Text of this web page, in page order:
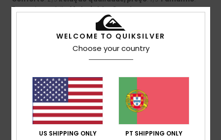
Tamanho perfeitoMaterial: 1 Cor: 4
3/5
Sagrario26. Junho 2026
Devido ao tamanho
Mostrar original - Castelhano
Conforto: 3/5 Relação qualidade/preço
PequenoMaterial: 3/5 Cor: 4
WELCOME TO QUIKSILVER
Choose your country
US SHIPPING ONLY PT SHIPPING ONLY